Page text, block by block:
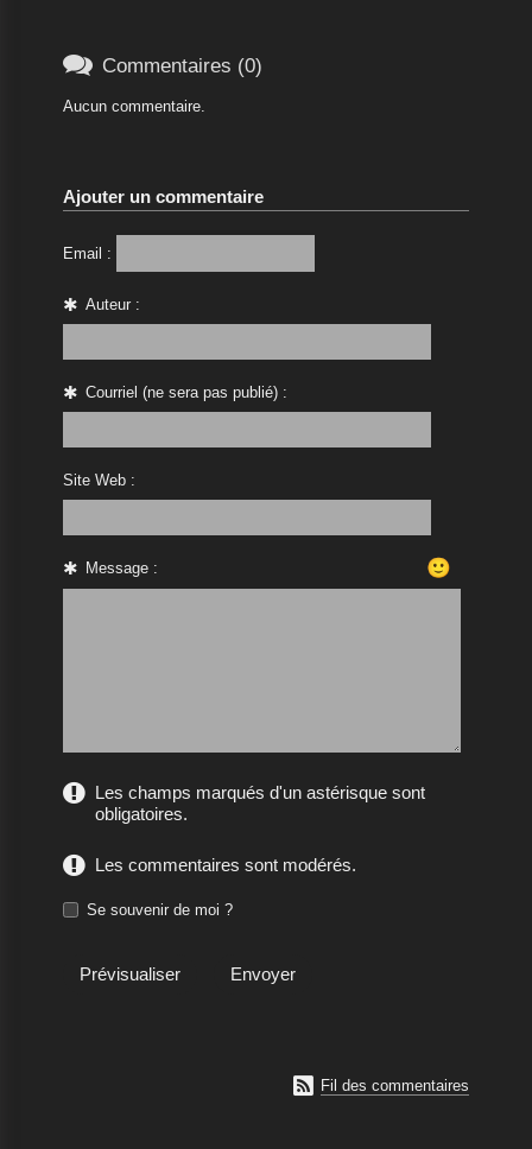
 Commentaires (0)
Aucun commentaire.
Ajouter un commentaire
Email :
Auteur :
Courriel (ne sera pas publié) :
Site Web :
Message : 🙂
Les champs marqués d'un astérisque sont
obligatoires.
Les commentaires sont modérés.
Se souvenir de moi ?
 Fil des commentaires